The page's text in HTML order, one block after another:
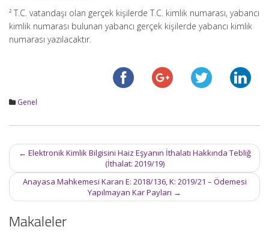
² T.C. vatandaşı olan gerçek kişilerde T.C. kimlik numarası, yabancı
kimlik numarası bulunan yabancı gerçek kişilerde yabancı kimlik
numarası yazılacaktır.
Genel
Post
navigation
← Elektronik Kimlik Bilgisini Haiz Eşyanın İthalatı Hakkında Tebliğ
(İthalat: 2019/19)
Anayasa Mahkemesi Kararı E: 2018/136, K: 2019/21 – Ödemesi
Yapılmayan Kar Payları →
Makaleler